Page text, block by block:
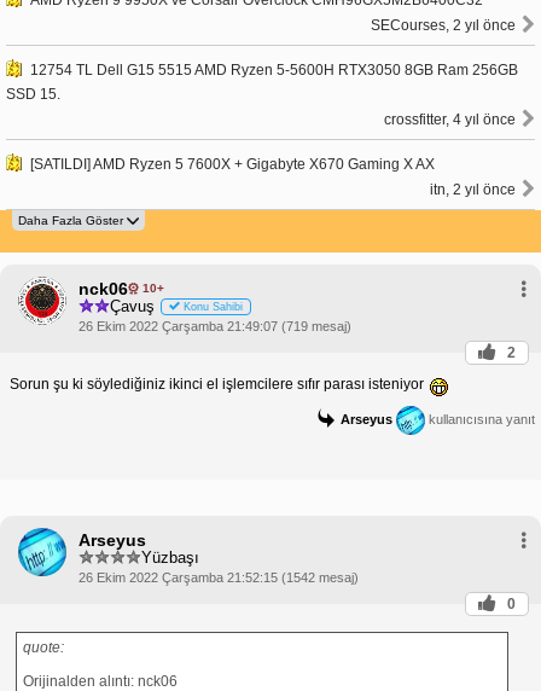
SECourses, 2 yıl önce
12754 TL Dell G15 5515 AMD Ryzen 5-5600H RTX3050 8GB Ram 256GB
SSD 15.
crossfitter, 4 yıl önce
[SATILDI] AMD Ryzen 5 7600X + Gigabyte X670 Gaming X AX
itn, 2 yıl önce
nck06 10+
Çavuş Konu Sahibi
26 Ekim 2022 Çarşamba 21:49:07 (719 mesaj)
2
Sorun şu ki söylediğiniz ikinci el işlemcilere sıfır parası isteniyor
Arseyus kullanıcısına yanıt
Arseyus
Yüzbaşı
26 Ekim 2022 Çarşamba 21:52:15 (1542 mesaj)
0
quote:
Orijinalden alıntı: nck06